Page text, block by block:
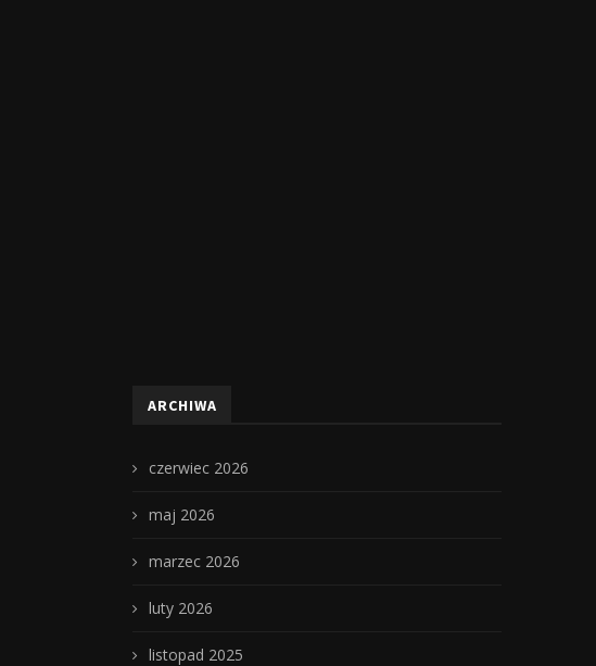
ARCHIWA
czerwiec 2026
maj 2026
marzec 2026
luty 2026
listopad 2025